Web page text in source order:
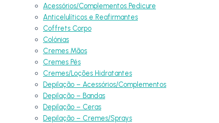
Acessórios/Complementos Pedicure
Anticelulíticos e Reafirmantes
Coffrets Corpo
Colónias
Cremes Mãos
Cremes Pés
Cremes/Loções Hidratantes
Depilação – Acessórios/Complementos
Depilação – Bandas
Depilação – Ceras
Depilação – Cremes/Sprays